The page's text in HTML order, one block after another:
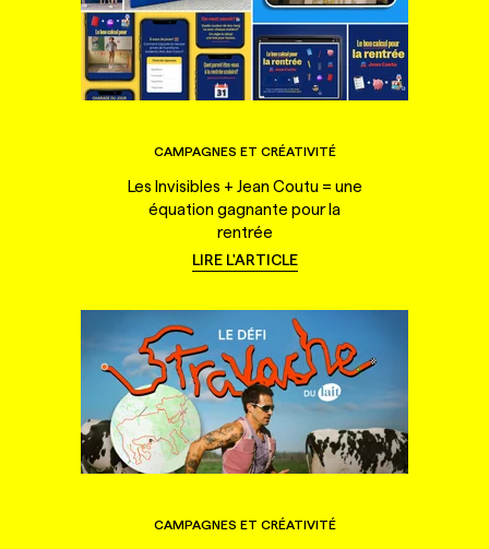
CAMPAGNES ET CRÉATIVITÉ
Les Invisibles + Jean Coutu = une
équation gagnante pour la
rentrée
LIRE L'ARTICLE
CAMPAGNES ET CRÉATIVITÉ